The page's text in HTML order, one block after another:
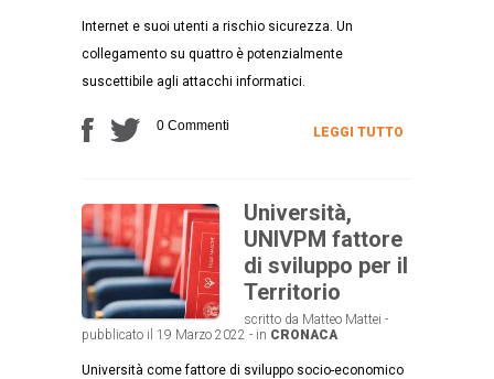
Internet e suoi utenti a rischio sicurezza. Un
collegamento su quattro è potenzialmente
suscettibile agli attacchi informatici.
0 Commenti LEGGI TUTTO
Università,
UNIVPM fattore
di sviluppo per il
Territorio
scritto da Matteo Mattei -
pubblicato il 19 Marzo 2022 - in CRONACA
Università come fattore di sviluppo socio-economico